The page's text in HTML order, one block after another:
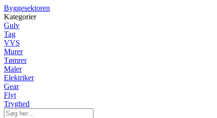
Byggesektoren
Kategorier
Gulv
Tag
VVS
Murer
Tømrer
Maler
Elektriker
Gear
Flyt
Tryghed